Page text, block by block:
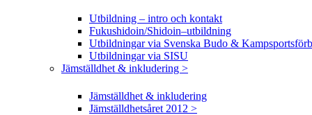
Utbildning – intro och kontakt
Fukushidoin/Shidoin–utbildning
Utbildningar via Svenska Budo &
Utbildningar via SISU
Jämställdhet & inkludering >
Jämställdhet & inkludering
Jämställdhetsåret 2012 >